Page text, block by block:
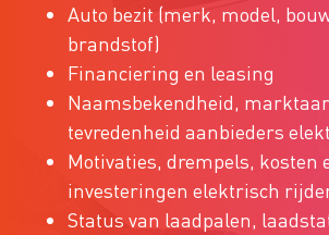
Auto bezit (merk, model,
brandstof)
Financiering en leasing
Naamsbekendheid,
tevredenheid aanbieders
Motivaties, drempels, kosten
investeringen elektrisch
Status van laadpalen,